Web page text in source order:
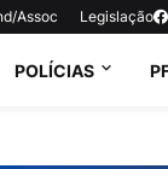
Assoc Legislação
POLÍCIAS